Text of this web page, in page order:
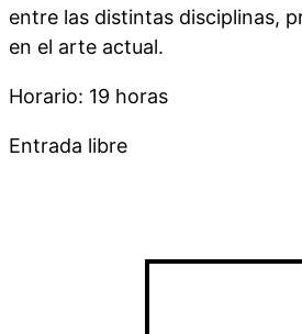
entre las distintas disciplinas,
en el arte actual.
Horario: 19 horas
Entrada libre